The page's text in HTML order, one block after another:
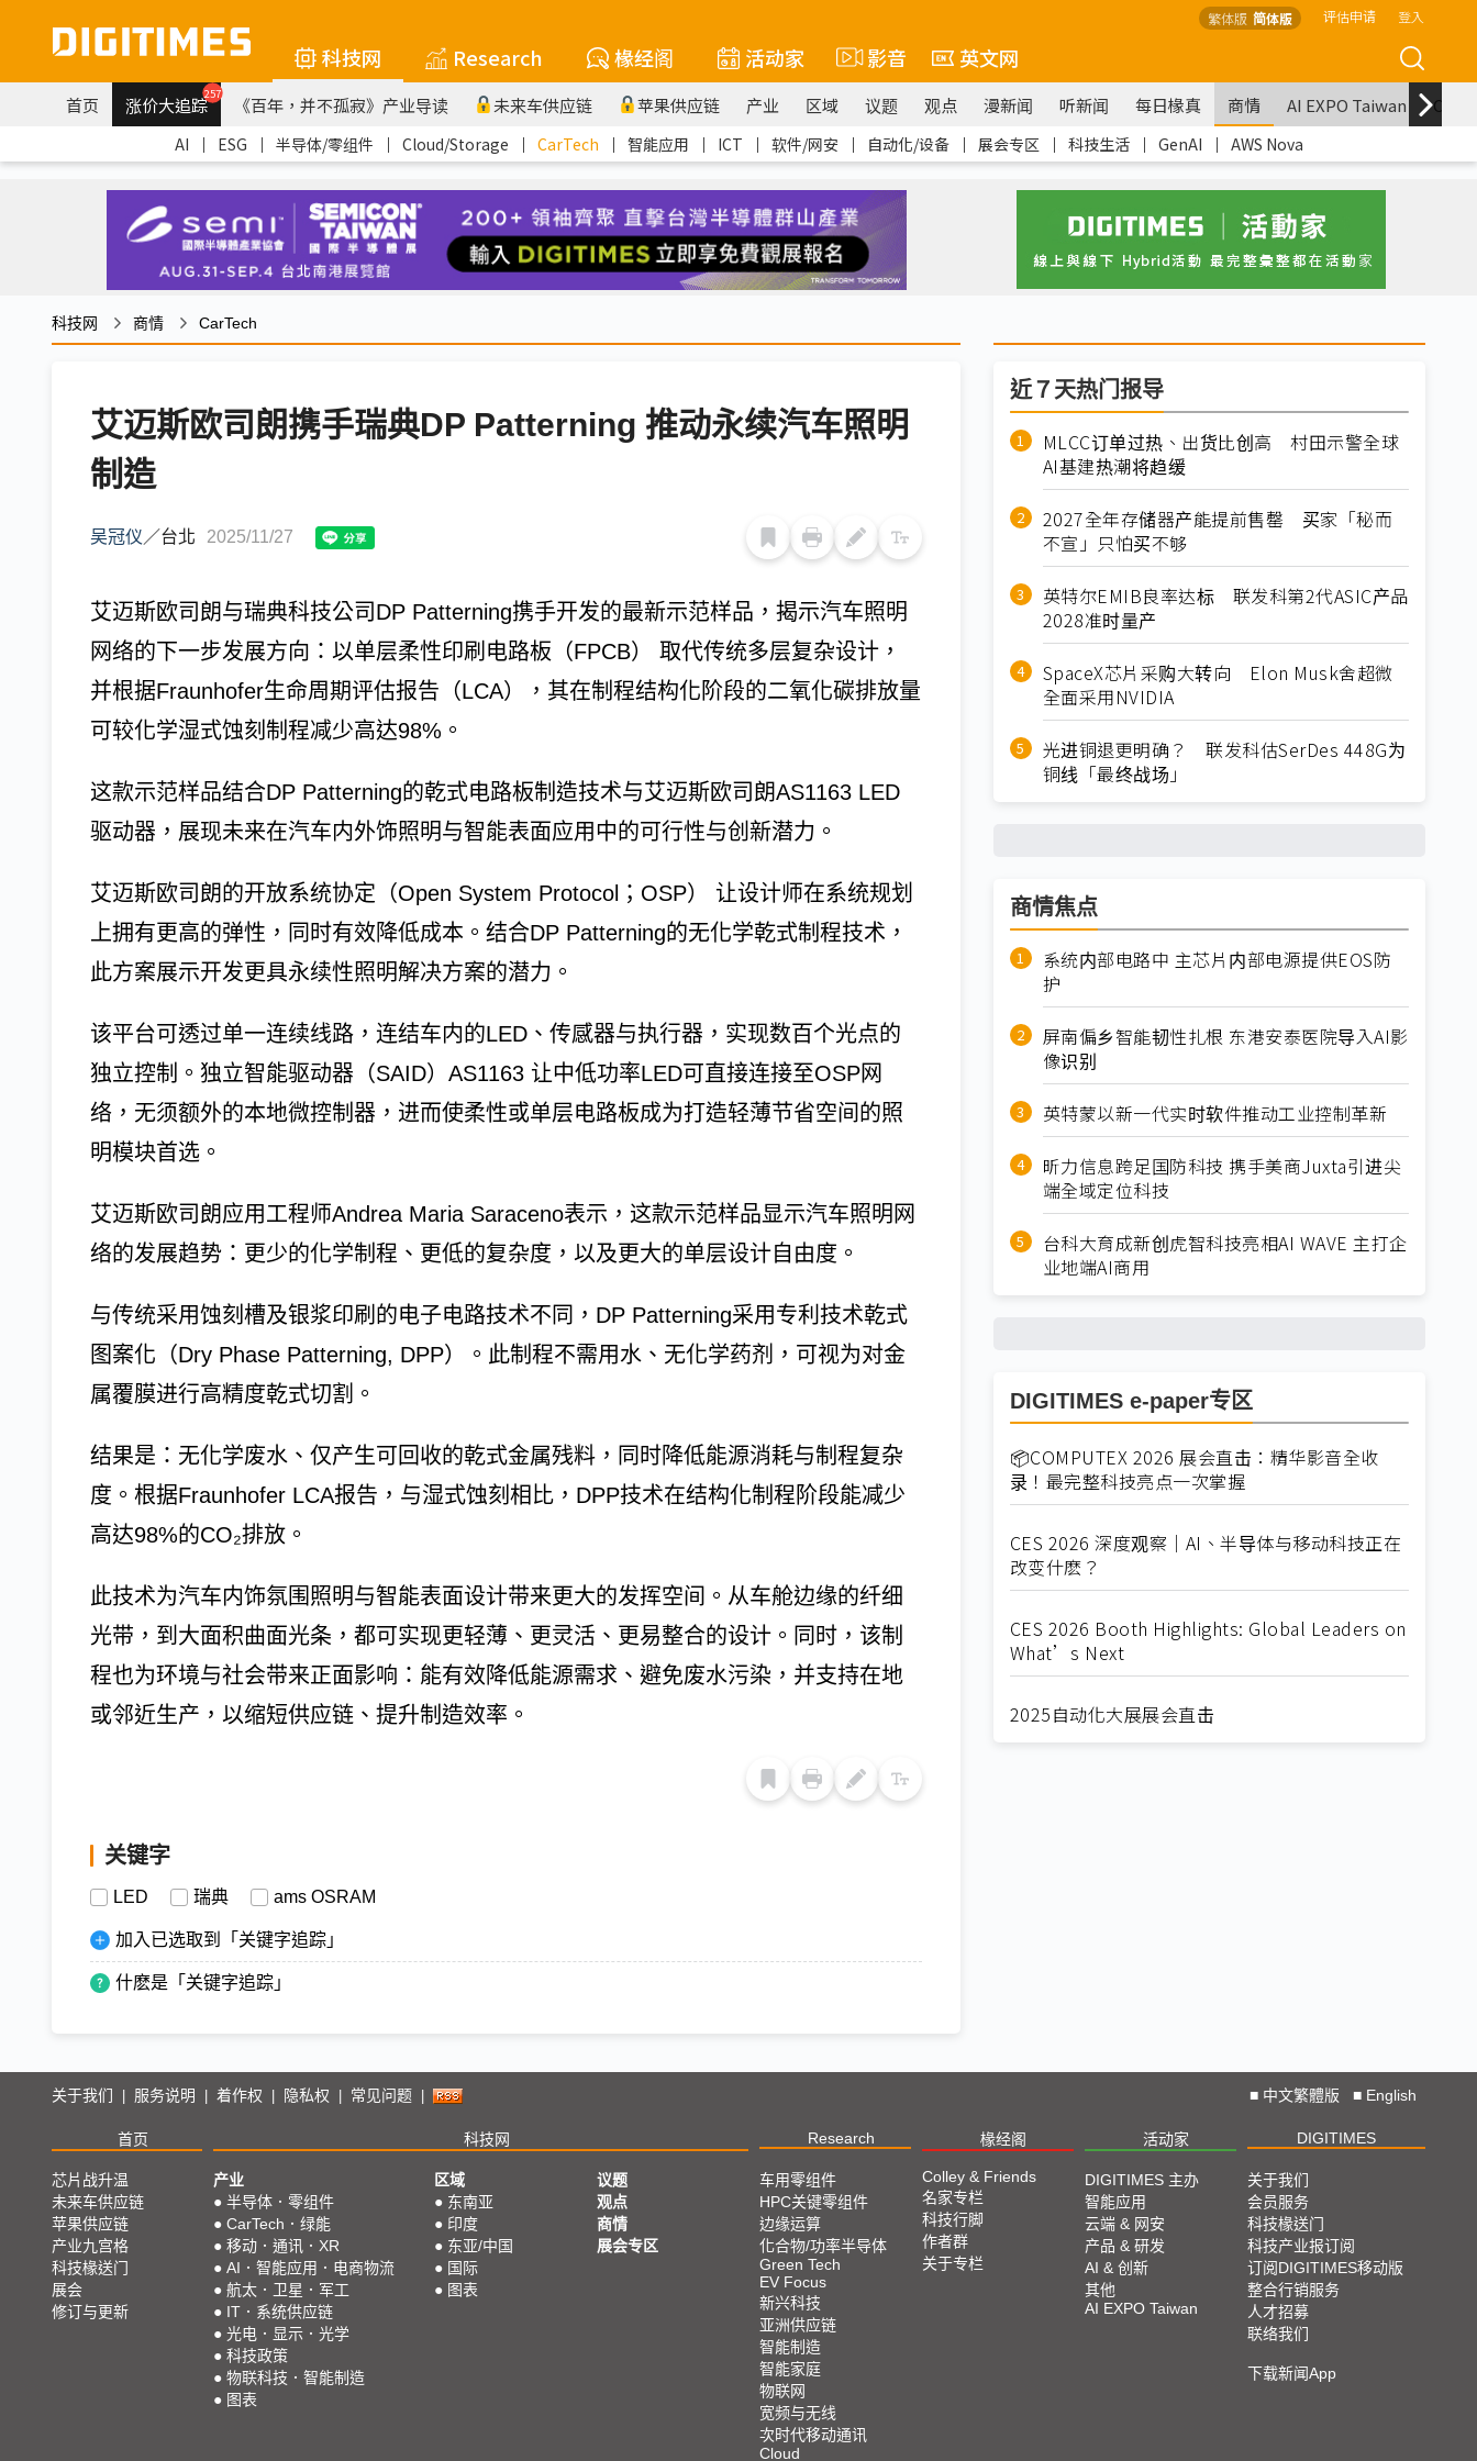
繁体版 简体版 评估申请 登入
科技网 Research 椽经阁 活动家 影音 英文网
首页 涨价大追踪257 《百年，并不孤寂》产业导读 未来车供应链 苹果供应链 产业 区域 议题 观点 漫新闻 听新闻 每日椽真 商情 AI EXPO Taiwan
AI ｜ ESG ｜ 半导体/零组件 ｜ Cloud/Storage ｜ CarTech ｜ 智能应用 ｜ ICT ｜ 软件/网安 ｜ 自动化/设备 ｜ 展会专区 ｜ 科技生活 ｜ GenAI ｜ AWS Nova
科技网 商情 CarTech
艾迈斯欧司朗携手瑞典DP Patterning 推动永续汽车照明
制造
吴冠仪 ／台北 2025/11/27
艾迈斯欧司朗与瑞典科技公司DP Patterning携手开发的最新示范样品，揭示汽车照明
网络的下一步发展方向：以单层柔性印刷电路板（FPCB） 取代传统多层复杂设计，
并根据Fraunhofer生命周期评估报告（LCA），其在制程结构化阶段的二氧化碳排放量
可较化学湿式蚀刻制程减少高达98%。
这款示范样品结合DP Patterning的乾式电路板制造技术与艾迈斯欧司朗AS1163 LED
驱动器，展现未来在汽车内外饰照明与智能表面应用中的可行性与创新潜力。
艾迈斯欧司朗的开放系统协定（Open System Protocol；OSP） 让设计师在系统规划
上拥有更高的弹性，同时有效降低成本。结合DP Patterning的无化学乾式制程技术，
此方案展示开发更具永续性照明解决方案的潜力。
该平台可透过单一连续线路，连结车内的LED、传感器与执行器，实现数百个光点的
独立控制。独立智能驱动器（SAID）AS1163 让中低功率LED可直接连接至OSP网
络，无须额外的本地微控制器，进而使柔性或单层电路板成为打造轻薄节省空间的照
明模块首选。
艾迈斯欧司朗应用工程师Andrea Maria Saraceno表示，这款示范样品显示汽车照明网
络的发展趋势：更少的化学制程、更低的复杂度，以及更大的单层设计自由度。
与传统采用蚀刻槽及银浆印刷的电子电路技术不同，DP Patterning采用专利技术乾式
图案化（Dry Phase Patterning, DPP）。此制程不需用水、无化学药剂，可视为对金
属覆膜进行高精度乾式切割。
结果是：无化学废水、仅产生可回收的乾式金属残料，同时降低能源消耗与制程复杂
度。根据Fraunhofer LCA报告，与湿式蚀刻相比，DPP技术在结构化制程阶段能减少
高达98%的CO₂排放。
此技术为汽车内饰氛围照明与智能表面设计带来更大的发挥空间。从车舱边缘的纤细
光带，到大面积曲面光条，都可实现更轻薄、更灵活、更易整合的设计。同时，该制
程也为环境与社会带来正面影响：能有效降低能源需求、避免废水污染，并支持在地
或邻近生产，以缩短供应链、提升制造效率。
关键字
LED 瑞典 ams OSRAM
加入已选取到「关键字追踪」
什麽是「关键字追踪」
近７天热门报导
MLCC订单过热、出货比创高 村田示警全球
AI基建热潮将趋缓
2027全年存储器产能提前售罄 买家「秘而
不宣」只怕买不够
英特尔EMIB良率达标 联发科第2代ASIC产品
2028准时量产
SpaceX芯片采购大转向 Elon Musk舍超微
全面采用NVIDIA
光进铜退更明确？ 联发科估SerDes 448G为
铜线「最终战场」
商情焦点
系统内部电路中 主芯片内部电源提供EOS防
护
屏南偏乡智能韧性扎根 东港安泰医院导入AI影
像识别
英特蒙以新一代实时软件推动工业控制革新
昕力信息跨足国防科技 携手美商Juxta引进尖
端全域定位科技
台科大育成新创虎智科技亮相AI WAVE 主打企
业地端AI商用
DIGITIMES e-paper专区
📦COMPUTEX 2026 展会直击：精华影音全收
录！最完整科技亮点一次掌握
CES 2026 深度观察｜AI、半导体与移动科技正在
改变什麽？
CES 2026 Booth Highlights: Global Leaders on
What’s Next
2025自动化大展展会直击
独家揭秘！AI EXPO 2025 摊位直击，精彩内容不
CES 2025: Lightning D-Talks
Straight From CES 2025
直击TPCA 2024：先进封装、直接成像成最大亮点
2024 SEMICON TAIWAN展会精选
关于我们 服务说明 着作权 隐私权 常见问题 ■ 中文繁體版 ■ English
首页 科技网 Research 椽经阁 活动家 DIGITIMES
芯片战升温
未来车供应链
苹果供应链
产业九宫格
科技椽送门
展会
修订与更新
产业
● 半导体．零组件
● CarTech．绿能
● 移动．通讯．XR
● AI．智能应用．电商物流
● 航太．卫星．军工
● IT．系统供应链
● 光电．显示．光学
● 科技政策
● 物联科技．智能制造
● 图表
区域
● 东南亚
● 印度
● 东亚/中国
● 国际
● 图表
议题
观点
商情
展会专区
车用零组件
HPC关键零组件
边缘运算
化合物/功率半导体
Green Tech
EV Focus
新兴科技
亚洲供应链
智能制造
智能家庭
物联网
宽频与无线
次时代移动通讯
Cloud
Colley & Friends
名家专栏
科技行脚
作者群
关于专栏
DIGITIMES 主办
智能应用
云端 & 网安
产品 & 研发
AI & 创新
其他
AI EXPO Taiwan
关于我们
会员服务
科技椽送门
科技产业报订阅
订阅DIGITIMES移动版
整合行销服务
人才招募
联络我们
下载新闻App